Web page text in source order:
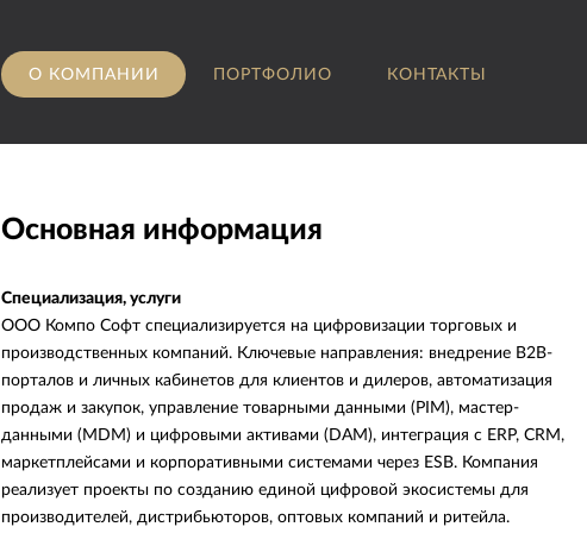
О КОМПАНИИ ПОРТФОЛИО КОНТАКТЫ
Основная информация
Специализация, услуги
ООО Компо Софт специализируется на цифровизации торговых и
производственных компаний. Ключевые направления: внедрение B2B-
порталов и личных кабинетов для клиентов и дилеров, автоматизация
продаж и закупок, управление товарными данными (PIM), мастер-
данными (MDM) и цифровыми активами (DAM), интеграция с ERP, CRM,
маркетплейсами и корпоративными системами через ESB. Компания
реализует проекты по созданию единой цифровой экосистемы для
производителей, дистрибьюторов, оптовых компаний и ритейла.